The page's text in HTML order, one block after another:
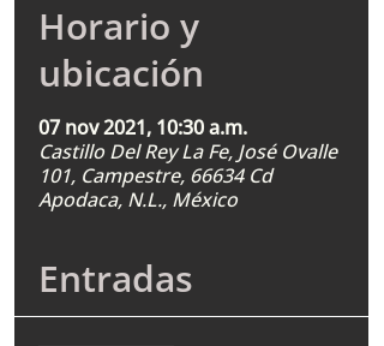
Horario y
ubicación
07 nov 2021, 10:30 a.m.
Castillo Del Rey La Fe, José Ovalle
101, Campestre, 66634 Cd
Apodaca, N.L., México
Entradas